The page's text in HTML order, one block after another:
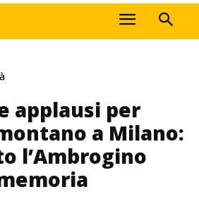
applausi per
a Milano:
l’Ambrogino